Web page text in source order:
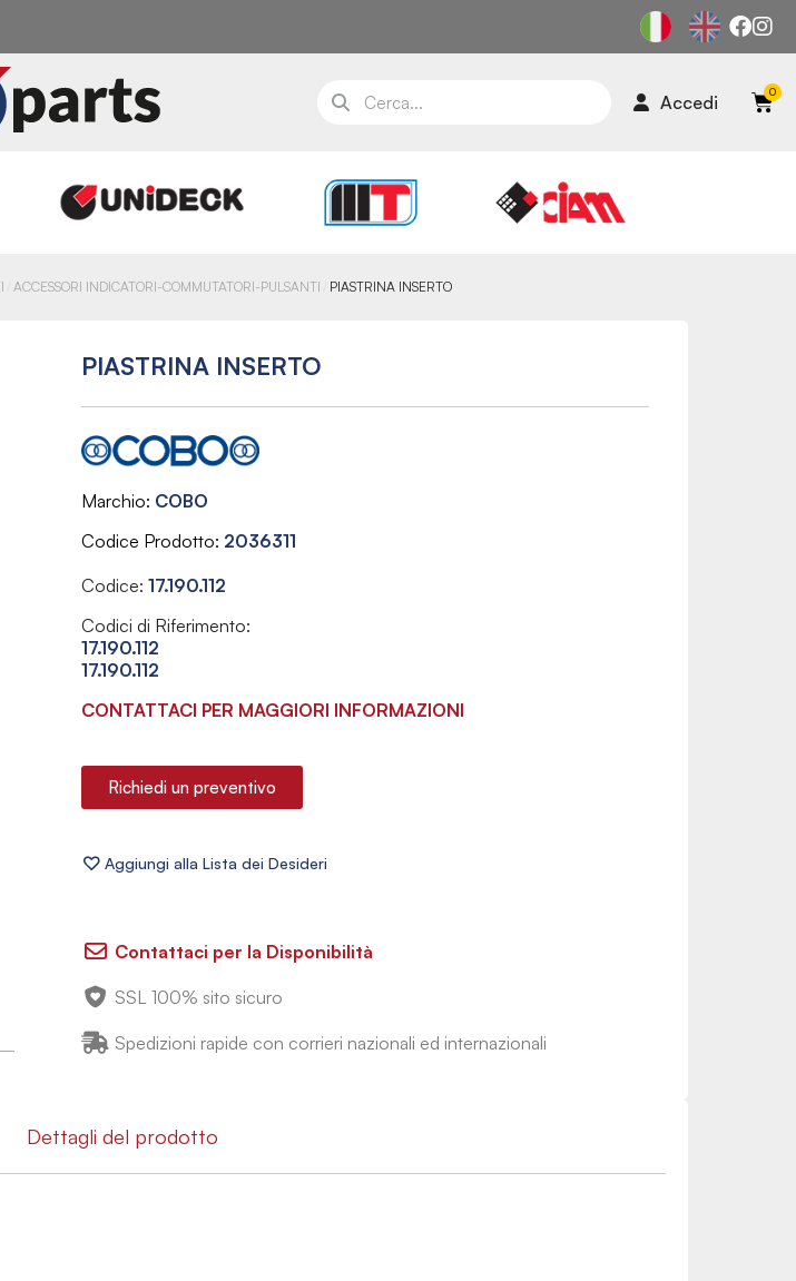
Accedi
ACCESSORI INDICATORI-COMMUTATORI-PULSANTI PIASTRINA INSERTO
PIASTRINA INSERTO
Marchio COBO
Codice Prodotto 2036311
Codice: 17.190.112
Codici di Riferimento:
17.190.112
17.190.112
CONTATTACI PER MAGGIORI INFORMAZIONI
Richiedi un preventivo
Contattaci per la Disponibilità
SSL 100% sito sicuro
Spedizioni rapide con corrieri nazionali ed internazionali
Dettagli del prodotto